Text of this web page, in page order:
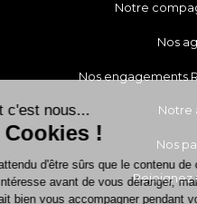
Notre
Nos
Nos engagements
Notre
Nos
Rejoignez